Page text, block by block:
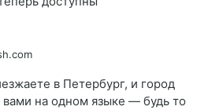
в Петербург, и город
вами на одном языке — будь то